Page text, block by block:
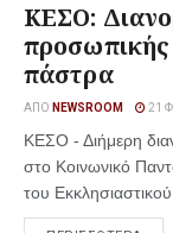
ΚΕΣΟ:
προσωπικής
πάστρα
ΑΠΌ NEWSROOM 21
ΚΕΣΟ - Διήμερη
στο Κοινωνικό
του